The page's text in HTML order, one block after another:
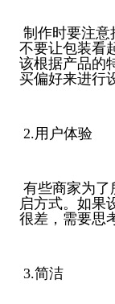
制作时要注意
不要让包装看
该根据产品的
买偏好来进行
2.用户体验
有些商家为了
启方式。如果
很差，需要思
3.简洁